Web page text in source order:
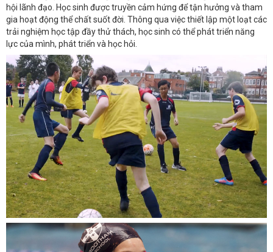
hội lãnh đạo. Học sinh được truyền cảm hứng để tận hưởng và tham
gia hoạt động thể chất suốt đời. Thông qua việc thiết lập một loạt các
trải nghiệm học tập đầy thử thách, học sinh có thể phát triển năng
lực của mình, phát triển và học hỏi.